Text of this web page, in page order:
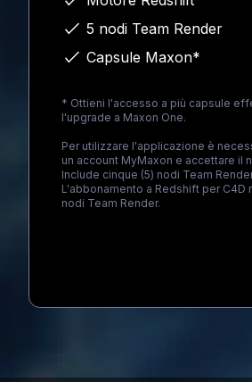
5 nodi Team Render
Capsule Maxon*
* Ottieni l'accesso a più capsule
l'upgrade a Maxon One.
Per utilizzare l'applicazione è
un account MyMaxon e accettare il
Include cinque (5) nodi Team
L'abbonamento a Redshift per C4D
nodi Team Render.